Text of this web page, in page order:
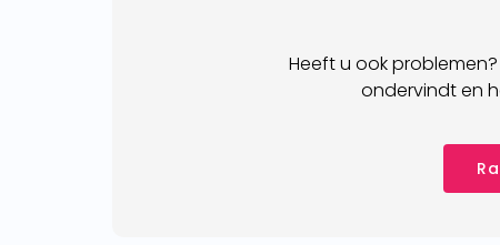
Heeft u ook
ondervindt en